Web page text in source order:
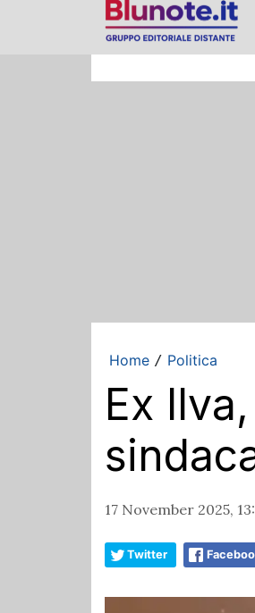
Home / Politica
Ex
17 November 2025,
Twitter